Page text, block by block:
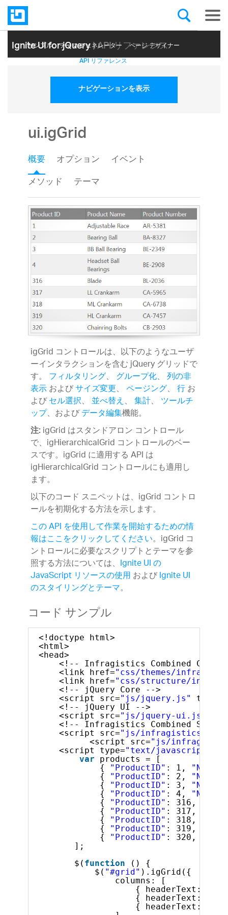
Ignite UI for jQuery| API リファレンス
サンプル テーマ ジェネレーター ページ デザイナー
ヘルプ トピック API リファレンス
ナビゲーションを表示
ui.igGrid
概要 オプション
イベント
メソッド
テーマ
igGrid コントロールは、以下のようなユーザ
ーインタラクションを含む jQuery グリッドで
す。 フィルタリング、 グループ化、 列の非
表示およびサイズ変更、 ページング、 行お
よびセル選択、 並べ替え、 集計、 ツールチ
ップ、およびデータ編集機能。
注:igGrid はスタンドアロン コントロール
で、igHierarchicalGrid コントロールのベー
スです。igGrid に適用する API は
igHierarchicalGrid コントロールにも適用し
ます。
以下のコード スニペットは、igGrid コントロ
ールを初期化する方法を示します。
この API を使用して作業を開始するための情
報はここをクリックしてください。igGrid コ
ントロールに必要なスクリプトとテーマを参
照する方法については、 Ignite UI の
JavaScript リソースの使用およびIgnite UI
のスタイリングとテーマ。
コード サンプル
<!doctype html>
<html>
<head>
<!-- Infragistics Combined CSS --
<link href="css/themes/
<link href="css/structure/
<!-- jQuery Core -->
<script src="js/jquery.js" type=
<!-- jQuery UI -->
<script src="js/jquery-ui.js"
<!-- Infragistics Combined
<script src="js/
<script src="js/
<script type="text/javascript"
var
products = [
{
"ProductID" : 1, "Name"
{
"ProductID" : 2, "Name"
{
"ProductID" : 3, "Name"
{
"ProductID" : 4, "Name"
{
"ProductID" : 316,
{
"ProductID" : 317,
{
"ProductID" : 318,
{
"ProductID" : 319,
{
"ProductID" : 320,
];
$( function
() {
$( "#grid" ).igGrid({
columns: [
{ headerText:
{ headerText:
{ headerText: